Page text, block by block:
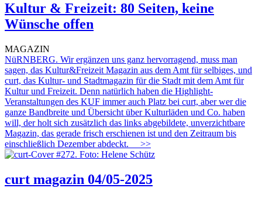
Kultur & Freizeit: 80 Seiten, keine
Wünsche offen
MAGAZIN
NüRNBERG. Wir ergänzen uns ganz hervorragend, muss man
sagen, das Kultur&Freizeit Magazin aus dem Amt für selbiges, und
curt, das Kultur- und Stadtmagazin für die Stadt mit dem Amt für
Kultur und Freizeit. Denn natürlich haben die Highlight-
Veranstaltungen des KUF immer auch Platz bei curt, aber wer die
ganze Bandbreite und Übersicht über Kulturläden und Co. haben
will, der holt sich zusätzlich das links abgebildete, unverzichtbare
Magazin, das gerade frisch erschienen ist und den Zeitraum bis
einschließlich Dezember abdeckt.
>>
curt magazin 04/05-2025